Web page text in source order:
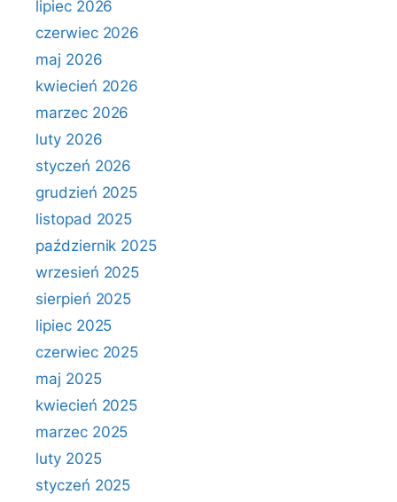
lipiec 2026
czerwiec 2026
maj 2026
kwiecień 2026
marzec 2026
luty 2026
styczeń 2026
grudzień 2025
listopad 2025
październik 2025
wrzesień 2025
sierpień 2025
lipiec 2025
czerwiec 2025
maj 2025
kwiecień 2025
marzec 2025
luty 2025
styczeń 2025